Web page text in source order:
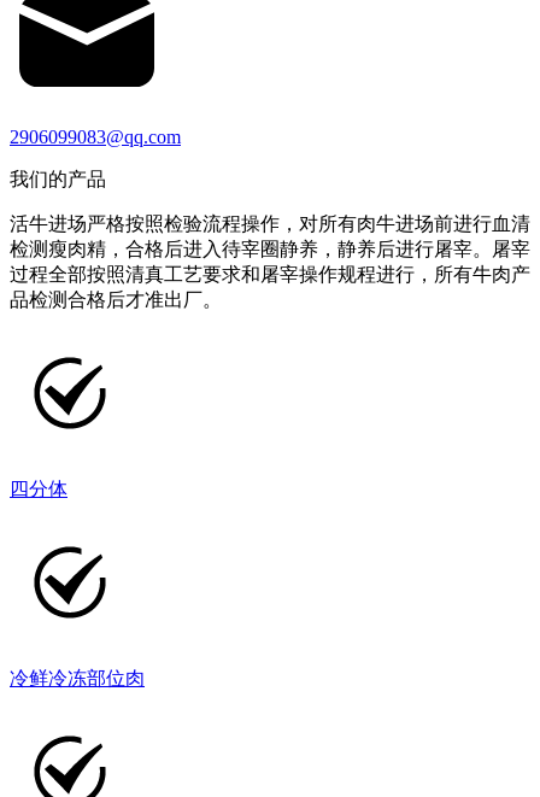
2906099083@qq.com
我们的产品
活牛进场严格按照检验流程操作，对所有肉牛进场前进行血清
检测瘦肉精，合格后进入待宰圈静养，静养后进行屠宰。屠宰
过程全部按照清真工艺要求和屠宰操作规程进行，所有牛肉产
品检测合格后才准出厂。
四分体
冷鲜冷冻部位肉